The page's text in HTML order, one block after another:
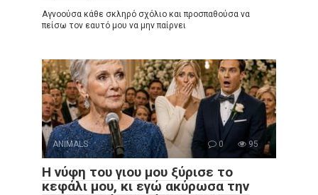
Αγνοούσα κάθε σκληρό σχόλιο και προσπαθούσα να
πείσω τον εαυτό μου να μην παίρνει
ANIMALS 0 95
Η νύφη του γιου μου ξύρισε το
κεφάλι μου, κι εγώ ακύρωσα την